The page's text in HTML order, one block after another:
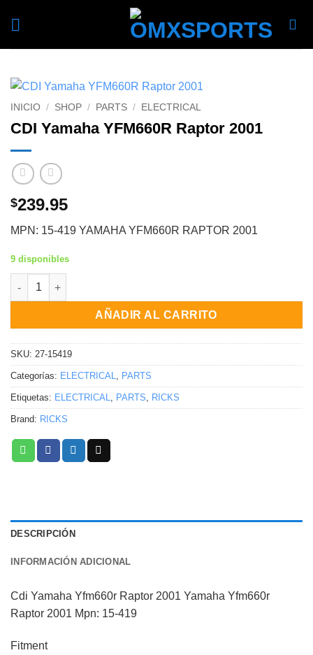
INICIO / SHOP / PARTS / ELECTRICAL
CDI Yamaha YFM660R Raptor 2001
$239.95
MPN: 15-419 YAMAHA YFM660R RAPTOR 2001
9 disponibles
CDI Yamaha YFM660R Raptor 2001 cantidad
AÑADIR AL CARRITO
SKU: 27-15419
Categorías: ELECTRICAL, PARTS
Etiquetas: ELECTRICAL, PARTS, RICKS
Brand: RICKS
DESCRIPCIÓN
INFORMACIÓN ADICIONAL
Cdi Yamaha Yfm660r Raptor 2001 Yamaha Yfm660r
Raptor 2001 Mpn: 15-419
Fitment